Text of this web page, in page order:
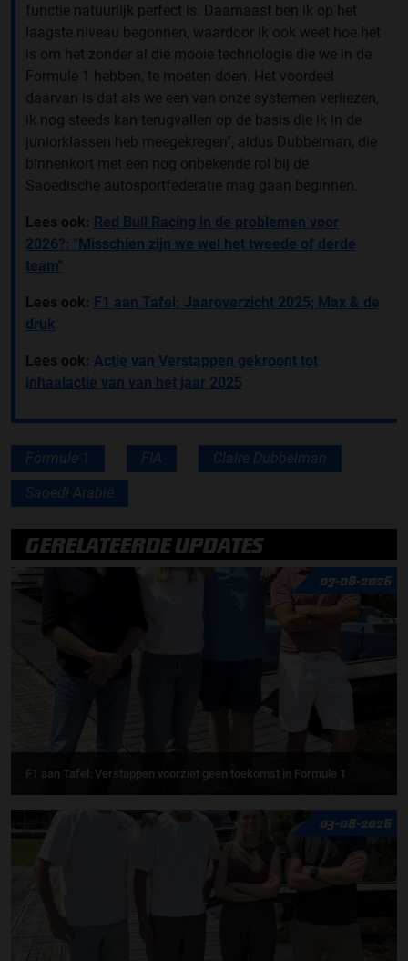
functie natuurlijk perfect is. Daarnaast ben ik op het
laagste niveau begonnen, waardoor ik ook weet hoe het
is om het zonder al die mooie technologie die we in de
Formule 1 hebben, te moeten doen. Het voordeel
daarvan is dat als we een van onze systemen verliezen,
ik nog steeds kan terugvallen op de basis die ik in de
juniorklassen heb meegekregen'', aldus Dubbelman, die
binnenkort met een nog onbekende rol bij de
Saoedische autosportfederatie mag gaan beginnen.
Lees ook: Red Bull Racing in de problemen voor
2026?: "Misschien zijn we wel het tweede of derde
team"
Lees ook: F1 aan Tafel: Jaaroverzicht 2025; Max & de
druk
Lees ook: Actie van Verstappen gekroont tot
inhaalactie van van het jaar 2025
Formule 1 FIA Claire Dubbelman
Saoedi Arabië
GERELATEERDE UPDATES
07-08-2026
F1 aan Tafel: Verstappen voorziet geen toekomst in Formule 1
03-08-2026